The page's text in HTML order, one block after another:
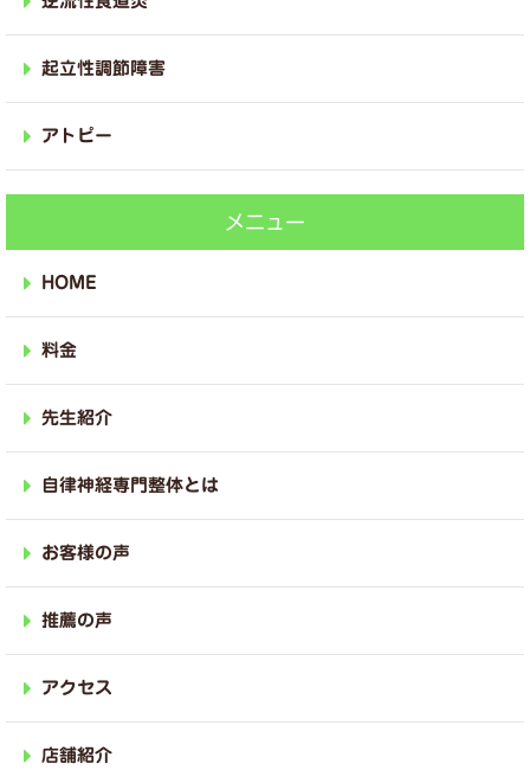
起立性調節障害
アトピー
メニュー
HOME
料金
先生紹介
自律神経専門整体とは
お客様の声
推薦の声
アクセス
店舗紹介